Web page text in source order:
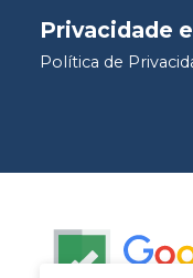
Privacidade
Política de